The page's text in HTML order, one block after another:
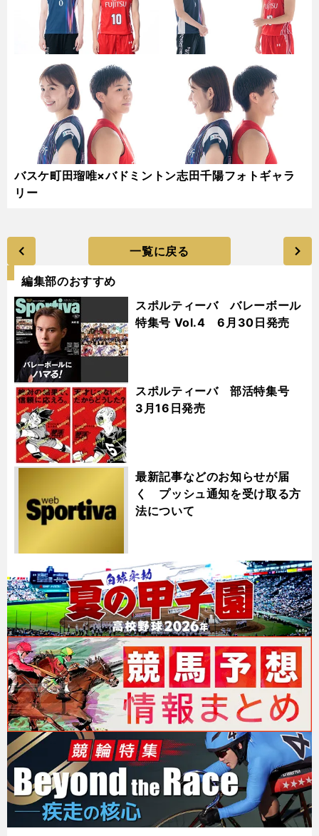
バスケ町田瑠唯×バドミントン志田千陽フォトギャラ
リー
一覧に戻る
編集部のおすすめ
スポルティーバ バレーボール
特集号 Vol.4 6月30日発売
スポルティーバ 部活特集号
3月16日発売
最新記事などのお知らせが届
く プッシュ通知を受け取る方
法について